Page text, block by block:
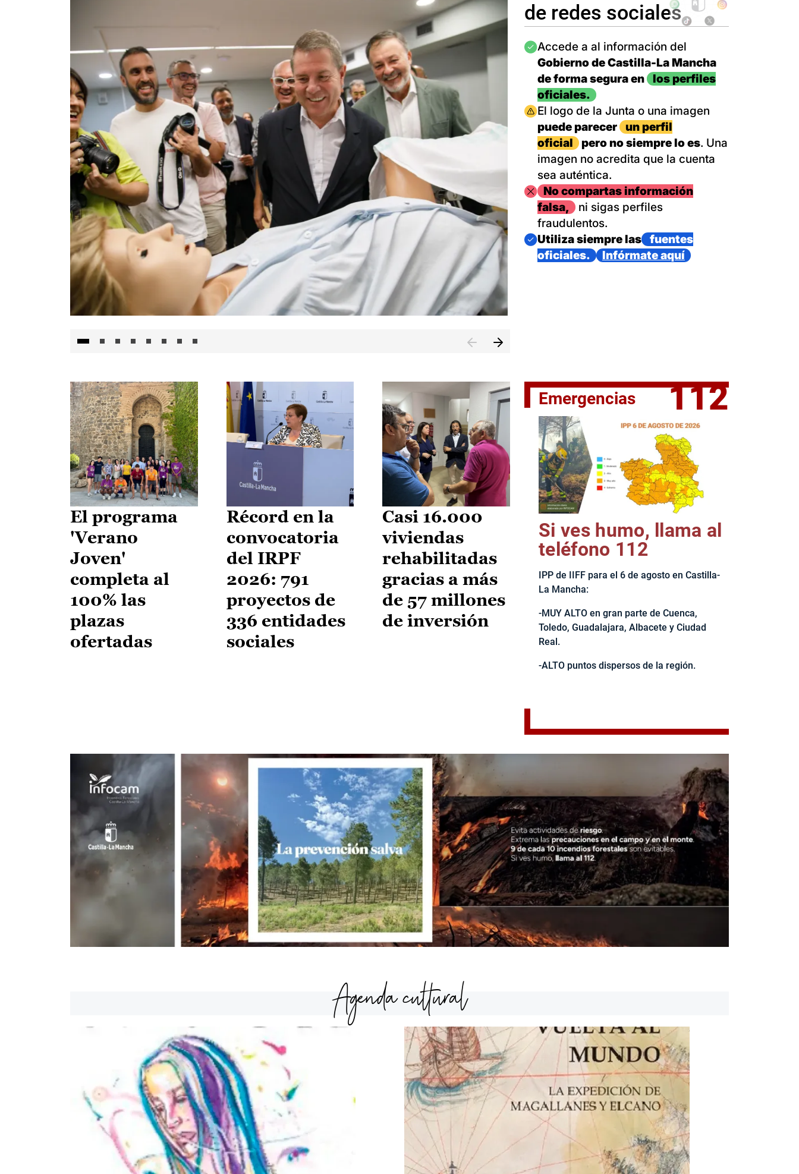
El jefe del Ejecutivo castellanomanchego, Emiliano García-
de redes sociales
Imagen
Accede a al información del
Gobierno de Castilla-La Mancha
de forma segura en
los perfiles
oficiales.
Imagen
El logo de la Junta o una imagen
puede parecer
un perfil
oficial
pero no siempre lo es. Una
imagen no acredita que la cuenta
sea auténtica.
ImagenNo compartas información
falsa,
ni sigas perfiles
fraudulentos.
Imagen
Utiliza siempre las
fuentes
oficiales.
Infórmate aquí
El programa
'Verano
Joven'
completa al
100% las
plazas
ofertadas
Récord en la
convocatoria
del IRPF
2026: 791
proyectos de
336 entidades
sociales
Casi 16.000
viviendas
rehabilitadas
gracias a más
de 57 millones
de inversión
Emergencias 112
Si ves humo, llama al
teléfono 112
IPP de IIFF para el 6 de agosto en Castilla-
La Mancha:
-MUY ALTO en gran parte de Cuenca,
Toledo, Guadalajara, Albacete y Ciudad
Real.
-ALTO puntos dispersos de la región.
Agenda cultural